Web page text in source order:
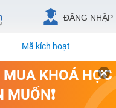
ĐĂNG NHẬP
Mã kích hoạt
KHOÁ HỌC